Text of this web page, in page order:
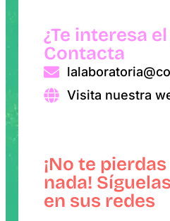
¿Te interesa
Contacta
Visita nuestra
¡No te pierdas
nada! Síguelas
en sus redes